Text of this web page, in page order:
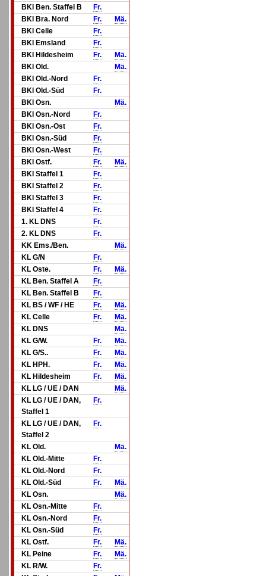
BKl Ben. Staffel B
Fr.
BKl Bra. Nord
Fr.
Mä.
BKl Celle
Fr.
BKl Emsland
Fr.
BKl Hildesheim
Fr.
Mä.
BKl Old.
Mä.
BKl Old.-Nord
Fr.
BKl Old.-Süd
Fr.
BKl Osn.
Mä.
BKl Osn.-Nord
Fr.
BKl Osn.-Ost
Fr.
BKl Osn.-Süd
Fr.
BKl Osn.-West
Fr.
BKl Ostf.
Fr.
Mä.
BKl Staffel 1
Fr.
BKl Staffel 2
Fr.
BKl Staffel 3
Fr.
BKl Staffel 4
Fr.
1. KL DNS
Fr.
2. KL DNS
Fr.
KK Ems./Ben.
Mä.
KL G/N
Fr.
KL Oste.
Fr.
Mä.
KL Ben. Staffel A
Fr.
KL Ben. Staffel B
Fr.
KL BS / WF / HE
Fr.
Mä.
KL Celle
Fr.
Mä.
KL DNS
Mä.
KL G/W.
Fr.
Mä.
KL G/S..
Fr.
Mä.
KL HPH.
Fr.
Mä.
KL Hildesheim
Fr.
Mä.
KL LG / UE / DAN
Mä.
KL LG / UE / DAN,
Staffel 1
Fr.
KL LG / UE / DAN,
Staffel 2
Fr.
KL Old.
Mä.
KL Old.-Mitte
Fr.
KL Old.-Nord
Fr.
KL Old.-Süd
Fr.
Mä.
KL Osn.
Mä.
KL Osn.-Mitte
Fr.
KL Osn.-Nord
Fr.
KL Osn.-Süd
Fr.
KL Ostf.
Fr.
Mä.
KL Peine
Fr.
Mä.
KL R/W.
Fr.